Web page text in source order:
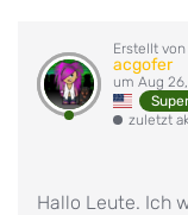
Erstellt von
acgofer
um Aug
zuletzt
Hallo Leute. Ich